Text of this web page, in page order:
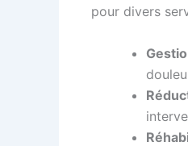
pour divers